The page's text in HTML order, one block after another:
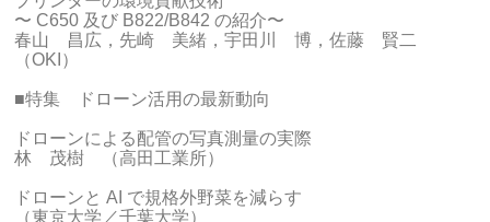
〜 C650 及び B822/B842 の紹介〜
春山 昌広，先崎 美緒，宇田川 博，佐藤 賢二
（OKI）
■特集 ドローン活用の最新動向
ドローンによる配管の写真測量の実際
林 茂樹 （高田工業所）
ドローンと AI で規格外野菜を減らす
（東京大学／千葉大学）